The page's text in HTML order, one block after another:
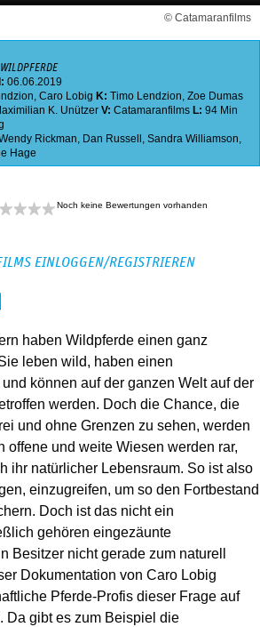
© Catamaranfilms
06.06.2019
, Caro Lobig K: Timo Lendzion, Zoe Dumas
K. Unützer V: Catamaranfilms L: 94 Min
Rickman, Dan Russell , Sandra Williamson,
Hage
Noch keine Bewertungen vorhanden
EINLOGGEN/REGISTRIEREN
haben Wildpferde einen ganz
leben wild, haben einen
können auf der ganzen Welt auf der
werden. Doch die Chance, die
und ohne Grenzen zu sehen, werden
offene und weite Wiesen werden rar,
ihr natürlicher Lebensraum. So ist also
einzugreifen, um so den Fortbestand
Doch ist das nicht ein
gehören eingezäunte
Besitzer nicht gerade zum naturell
Dokumentation von Caro Lobig
Pferde-Profis dieser Frage auf
Da gibt es zum Beispiel die